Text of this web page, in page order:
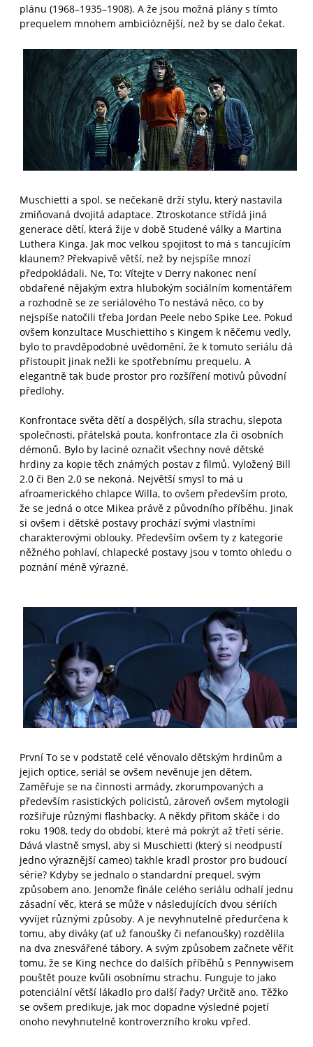
plánu (1968–1935–1908). A že jsou možná plány s tímto
prequelem mnohem ambicióznější, než by se dalo čekat.
Muschietti a spol. se nečekaně drží stylu, který nastavila
zmiňovaná dvojitá adaptace. Ztroskotance střídá jiná
generace dětí, která žije v době Studené války a Martina
Luthera Kinga. Jak moc velkou spojitost to má s tancujícím
klaunem? Překvapivě větší, než by nejspíše mnozí
předpokládali. Ne, To: Vítejte v Derry nakonec není
obdařené nějakým extra hlubokým sociálním komentářem
a rozhodně se ze seriálového To nestává něco, co by
nejspíše natočili třeba Jordan Peele nebo Spike Lee. Pokud
ovšem konzultace Muschiettiho s Kingem k něčemu vedly,
bylo to pravděpodobné uvědomění, že k tomuto seriálu dá
přistoupit jinak nežli ke spotřebnímu prequelu. A
elegantně tak bude prostor pro rozšíření motivů původní
předlohy.
Konfrontace světa dětí a dospělých, síla strachu, slepota
společnosti, přátelská pouta, konfrontace zla či osobních
démonů. Bylo by laciné označit všechny nové dětské
hrdiny za kopie těch známých postav z filmů. Vyložený Bill
2.0 či Ben 2.0 se nekoná. Největší smysl to má u
afroamerického chlapce Willa, to ovšem především proto,
že se jedná o otce Mikea právě z původního příběhu. Jinak
si ovšem i dětské postavy prochází svými vlastními
charakterovými oblouky. Především ovšem ty z kategorie
něžného pohlaví, chlapecké postavy jsou v tomto ohledu o
poznání méně výrazné.
První To se v podstatě celé věnovalo dětským hrdinům a
jejich optice, seriál se ovšem nevěnuje jen dětem.
Zaměřuje se na činnosti armády, zkorumpovaných a
především rasistických policistů, zároveň ovšem mytologii
rozšiřuje různými flashbacky. A někdy přitom skáče i do
roku 1908, tedy do období, které má pokrýt až třetí série.
Dává vlastně smysl, aby si Muschietti (který si neodpustí
jedno výraznější cameo) takhle kradl prostor pro budoucí
série? Kdyby se jednalo o standardní prequel, svým
způsobem ano. Jenomže finále celého seriálu odhalí jednu
zásadní věc, která se může v následujících dvou sériích
vyvíjet různými způsoby. A je nevyhnutelně předurčena k
tomu, aby diváky (ať už fanoušky či nefanoušky) rozdělila
na dva znesvářené tábory. A svým způsobem začnete věřit
tomu, že se King nechce do dalších příběhů s Pennywisem
pouštět pouze kvůli osobnímu strachu. Funguje to jako
potenciální větší lákadlo pro další řady? Určitě ano. Těžko
se ovšem predikuje, jak moc dopadne výsledné pojetí
onoho nevyhnutelně kontroverzního kroku vpřed.